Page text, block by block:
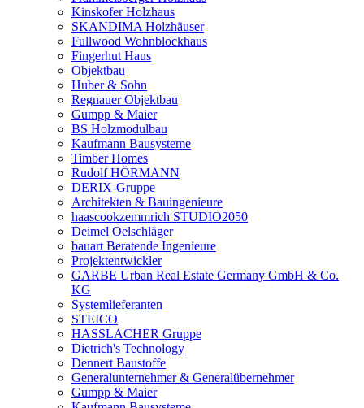
Kinskofer Holzhaus
SKANDIMA Holzhäuser
Fullwood Wohnblockhaus
Fingerhut Haus
Objektbau
Huber & Sohn
Regnauer Objektbau
Gumpp & Maier
BS Holzmodulbau
Kaufmann Bausysteme
Timber Homes
Rudolf HÖRMANN
DERIX-Gruppe
Architekten & Bauingenieure
haascookzemmrich STUDIO2050
Deimel Oelschläger
bauart Beratende Ingenieure
Projektentwickler
GARBE Urban Real Estate Germany GmbH & Co.
KG
Systemlieferanten
STEICO
HASSLACHER Gruppe
Dietrich's Technology
Dennert Baustoffe
Generalunternehmer & Generalübernehmer
Gumpp & Maier